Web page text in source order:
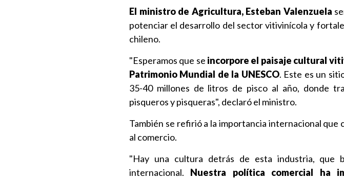
El ministro de Agricultura, Esteban Valenzuela
potenciar el desarrollo del sector vitivinícola y
chileno.
"Esperamos que se incorpore el paisaje cultural
Patrimonio Mundial de la UNESCO. Este es un
35-40 millones de litros de pisco al año, donde
pisqueros y pisqueras", declaró el ministro.
También se refirió a la importancia internacional
al comercio.
"Hay una cultura detrás de esta industria, que
internacional. Nuestra política comercial ha